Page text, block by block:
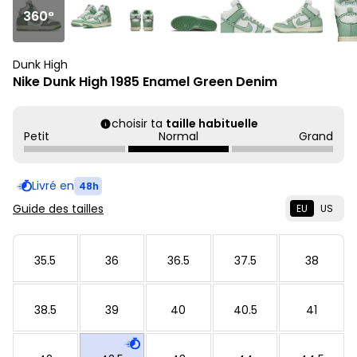
360°
Dunk High
Nike Dunk High 1985 Enamel Green Denim
choisir ta taille habituelle
Petit
Normal Grand
Livré en 48h
Guide des tailles EU US
35.5 36 36.5 37.5 38
38.5 39 40 40.5 41